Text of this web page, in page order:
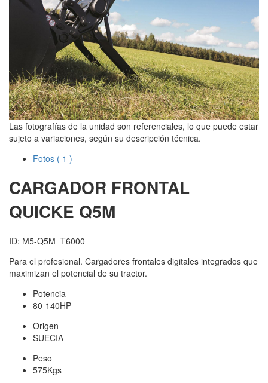
Las fotografías de la unidad son referenciales, lo que puede estar
sujeto a variaciones, según su descripción técnica.
Fotos ( 1 )
CARGADOR FRONTAL
QUICKE Q5M
ID: M5-Q5M_T6000
Para el profesional. Cargadores frontales digitales integrados que
maximizan el potencial de su tractor.
Potencia
80-140HP
Origen
SUECIA
Peso
575Kgs